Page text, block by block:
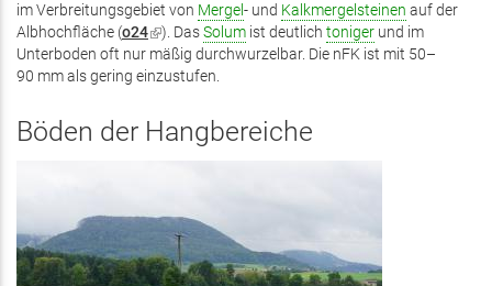
im Verbreitungsgebiet von Mergel- und Kalkmergelsteinen auf der
Albhochfläche (o24(Link
ist
extern)
). DasSolum ist deutlich toniger und im
Unterboden oft nur mäßig durchwurzelbar. Die nFK ist mit 50–
90 mm als gering einzustufen.
Böden der Hangbereiche